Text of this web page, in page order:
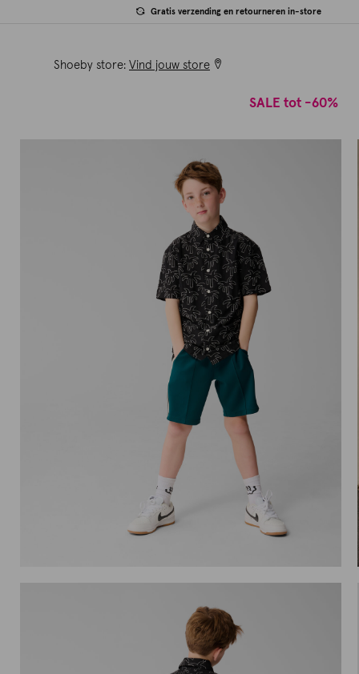
Gratis verzending en retourneren in-store
Shoeby store: Vind jouw store
SALE tot -60%